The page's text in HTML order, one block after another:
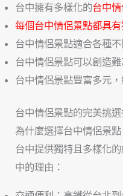
台中擁有多樣化的台中
每個台中情侶景點都具
台中情侶景點適合各種
台中情侶景點可以創造
台中情侶景點豐富多元
台中情侶景點的完美挑
為什麼選擇台中情侶景點
台中提供獨特且多樣化
中的理由：